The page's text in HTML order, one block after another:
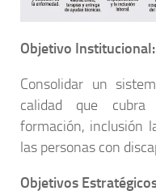
Objetivo Institucional:
Consolidar un
calidad que cubra
formación, inclusión
las personas con
Objetivos